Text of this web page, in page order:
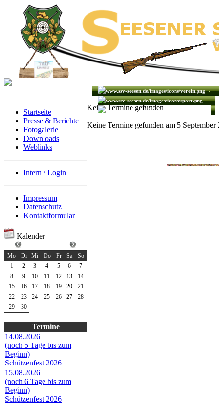
Startseite
Presse & Berichte
Fotogalerie
Downloads
Weblinks
Intern / Login
Impressum
Datenschutz
Kontaktformular
Kalender
Mo
Di Mi Do Fr Sa
So
1
2 3 4 5 6
7
8
9 10 11 12 13
14
15
16 17 18 19 20
21
22
23 24 25 26 27
28
29
30
Termine
14.08.2026
(noch 5 Tage bis zum
Beginn)
Schützenfest 2026
15.08.2026
(noch 6 Tage bis zum
Beginn)
Schützenfest 2026
Keine Termine gefunden
Keine Termine gefunden am 5 September